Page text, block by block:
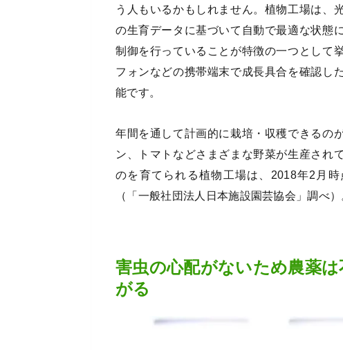
う人もいるかもしれません。植物工場は、
の生育データに基づいて自動で最適な状態
制御を行っていることが特徴の一つとして
フォンなどの携帯端末で成長具合を確認し
能です。
年間を通して計画的に栽培・収穫できるの
ン、トマトなどさまざまな野菜が生産され
のを育てられる植物工場は、2018年2月
（「一般社団法人日本施設園芸協会」調べ）
害虫の心配がないため農薬
がる